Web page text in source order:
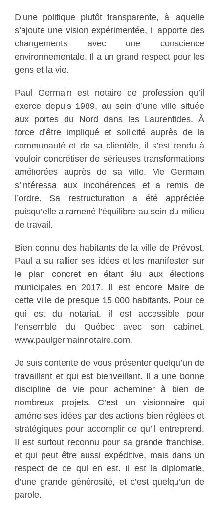
D’une politique plutôt transparente, à laquelle
s’ajoute une vision expérimentée, il apporte des
changements avec une conscience
environnementale. Il a un grand respect pour les
gens et la vie.
Paul Germain est notaire de profession qu’il
exerce depuis 1989, au sein d’une ville située
aux portes du Nord dans les Laurentides. À
force d’être impliqué et sollicité auprès de la
communauté et de sa clientèle, il s’est rendu à
vouloir concrétiser de sérieuses transformations
améliorées auprès de sa ville. Me Germain
s’intéressa aux incohérences et a remis de
l’ordre. Sa restructuration a été appréciée
puisqu’elle a ramené l’équilibre au sein du milieu
de travail.
Bien connu des habitants de la ville de Prévost,
Paul a su rallier ses idées et les manifester sur
le plan concret en étant élu aux élections
municipales en 2017. Il est encore Maire de
cette ville de presque 15 000 habitants. Pour ce
qui est du notariat, il est accessible pour
l’ensemble du Québec avec son cabinet.
www.paulgermainnotaire.com.
Je suis contente de vous présenter quelqu’un de
travaillant et qui est bienveillant. Il a une bonne
discipline de vie pour acheminer à bien de
nombreux projets. C’est un visionnaire qui
amène ses idées par des actions bien réglées et
stratégiques pour accomplir ce qu’il entreprend.
Il est surtout reconnu pour sa grande franchise,
et qui peut être aussi expéditive, mais dans un
respect de ce qui en est. Il est la diplomatie,
d’une grande générosité, et c’est quelqu’un de
parole.